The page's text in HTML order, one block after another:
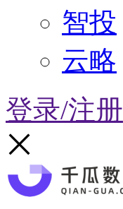
智投
云略
登录/注册